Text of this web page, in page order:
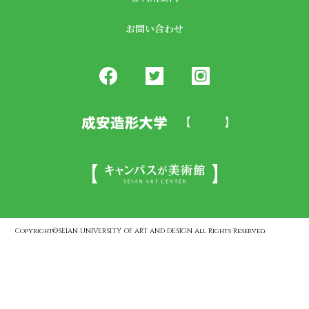
お問い合わせ
Copyright©SEIAN UNIVERSITY OF ART AND DESIGN All Rights Reserved.